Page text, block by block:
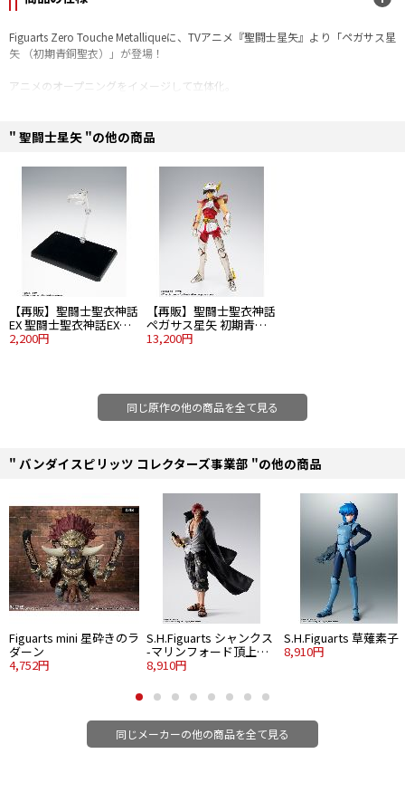
Figuarts Zero Touche Metalliqueに、TVアニメ『聖闘士星矢』より「ペガサス星
矢 （初期青銅聖衣）」が登場！
アニメのオープニングをイメージして立体化。
台座はオープニングにて印象的だった『聖闘士星矢』のロゴが飛び出してくる
更に星矢の背後にはペガサスを配置。
■セット内容
・本体（台座含む）
・コレクションシート
■全高：約255mm（台座含む）
■素材：PVC、ABS
©車田正美・東映アニメーション
" 聖闘士星矢 "の他の商品
【再販】聖闘士聖衣神話
EX 聖闘士聖衣神話EX台
座
2,200円
【再販】聖闘士聖衣神話
ペガサス星矢 初期青銅
聖衣 リバイバル版
13,200円
同じ原作の他の商品を全て見る
" バンダイスピリッツ コレクターズ事業部 "の他の商品
Figuarts mini 星砕きのラ
ダーン
4,752円
S.H.Figuarts シャンクス
-マリンフォード頂上決
戦-
8,910円
S.H.Figuarts 草薙素子
8,910円
同じメーカーの他の商品を全て見る